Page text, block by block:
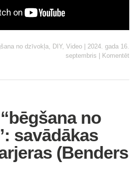
no dzīvokļa, DIY, Video
2024. gada 16.
septembris
Komentēt
no
savādākas
(Benders